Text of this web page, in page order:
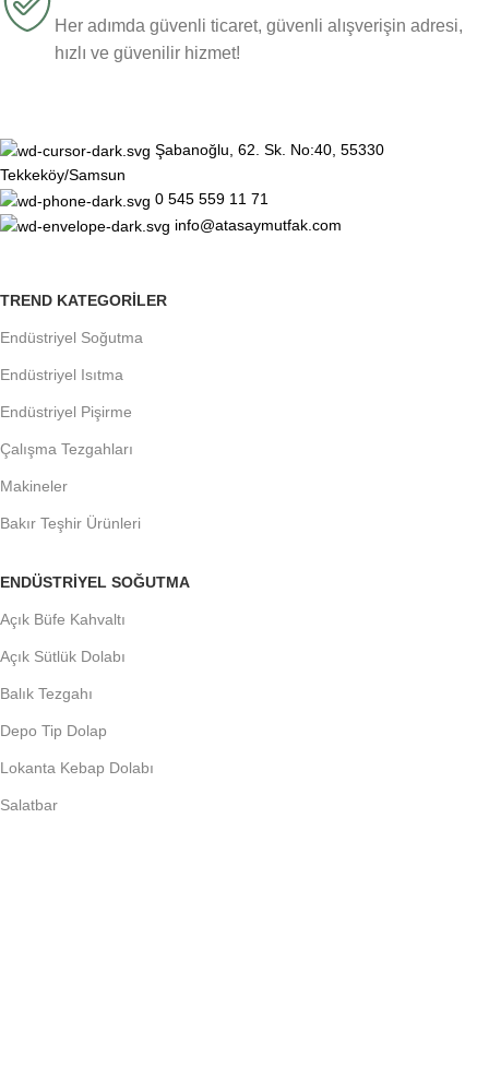
Her adımda güvenli ticaret, güvenli alışverişin adresi,
hızlı ve güvenilir hizmet!
Şabanoğlu, 62. Sk. No:40, 55330
Tekkeköy/Samsun
0 545 559 11 71
info@atasaymutfak.com
TREND KATEGORILER
Endüstriyel Soğutma
Endüstriyel Isıtma
Endüstriyel Pişirme
Çalışma Tezgahları
Makineler
Bakır Teşhir Ürünleri
ENDÜSTRIYEL SOĞUTMA
Açık Büfe Kahvaltı
Açık Sütlük Dolabı
Balık Tezgahı
Depo Tip Dolap
Lokanta Kebap Dolabı
Salatbar